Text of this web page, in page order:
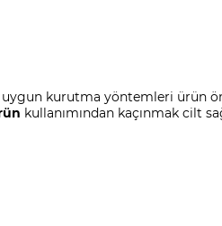
kurutma yöntemleri ürün
kullanımından kaçınmak cilt